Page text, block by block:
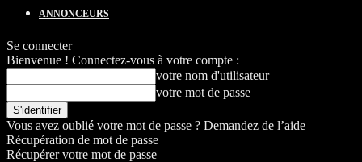
ANNONCEURS
Se connecter
Bienvenue ! Connectez-vous à votre compte :
votre nom d'utilisateur
votre mot de passe
Vous avez oublié votre mot de passe ? Demandez de l’aide
Récupération de mot de passe
Récupérer votre mot de passe